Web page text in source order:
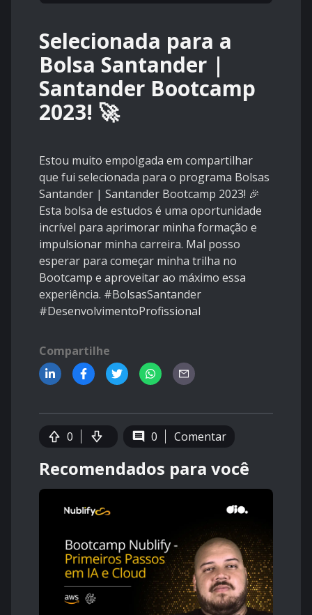
Selecionada para a
Bolsa Santander |
Santander Bootcamp
2023! 🚀
Estou muito empolgada em compartilhar
que fui selecionada para o programa Bolsas
Santander | Santander Bootcamp 2023! 🎉
Esta bolsa de estudos é uma oportunidade
incrível para aprimorar minha formação e
impulsionar minha carreira. Mal posso
esperar para começar minha trilha no
Bootcamp e aproveitar ao máximo essa
experiência. #BolsasSantander
#DesenvolvimentoProfissional
Compartilhe
0 0 Comentar
Recomendados para você